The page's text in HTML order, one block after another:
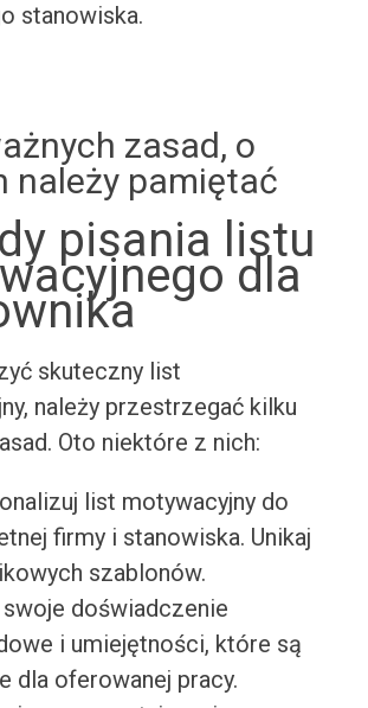
stanowiska.
zasad, o
należy pamiętać
pisania listu
dla
skuteczny list
należy przestrzegać kilku
Oto niektóre z nich:
list motywacyjny do
firmy i stanowiska. Unikaj
szablonów.
swoje doświadczenie
i umiejętności, które są
dla oferowanej pracy.